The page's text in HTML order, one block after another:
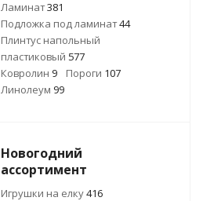
Ламинат381
Подложка под ламинат44
Плинтус напольный
пластиковый 577
Ковролин 9 Пороги 107
Линолеум 99
Новогодний
ассортимент
Игрушки на елку416